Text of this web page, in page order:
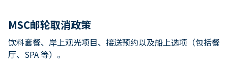
MSC邮轮取消政策
饮料套餐、岸上观光项目、接送预约以及船上选项（包括餐
厅、SPA 等）。